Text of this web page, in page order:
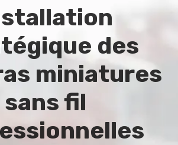
des
miniatures
sans fil